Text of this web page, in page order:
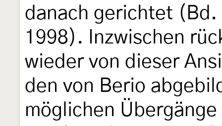
danach gerichtet
1998). Inzwischen
wieder von dieser
den von Berio
möglichen